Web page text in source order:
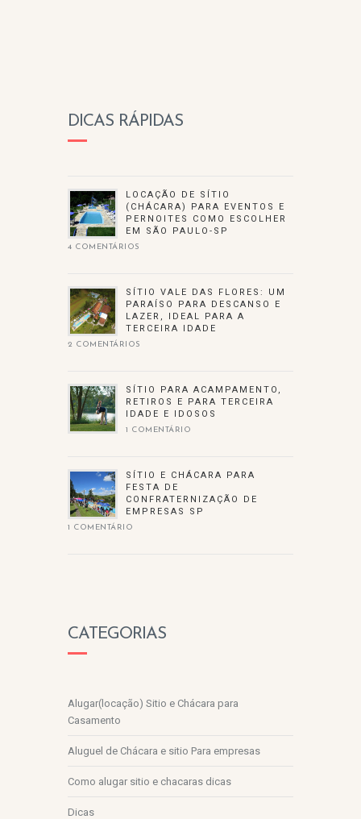
DICAS RÁPIDAS
LOCAÇÃO DE SÍTIO
(CHÁCARA) PARA EVENTOS E
PERNOITES COMO ESCOLHER
EM SÃO PAULO-SP
4 COMENTÁRIOS
SÍTIO VALE DAS FLORES: UM
PARAÍSO PARA DESCANSO E
LAZER, IDEAL PARA A
TERCEIRA IDADE
2 COMENTÁRIOS
SÍTIO PARA ACAMPAMENTO,
RETIROS E PARA TERCEIRA
IDADE E IDOSOS
1 COMENTÁRIO
SÍTIO E CHÁCARA PARA
FESTA DE
CONFRATERNIZAÇÃO DE
EMPRESAS SP
1 COMENTÁRIO
CATEGORIAS
Alugar(locação) Sitio e Chácara para
Casamento
Aluguel de Chácara e sitio Para empresas
Como alugar sitio e chacaras dicas
Dicas